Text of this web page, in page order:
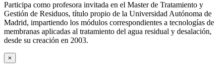
Participa como profesora invitada en el Master de Tratamiento y
Gestión de Residuos, título propio de la Universidad Autónoma de
Madrid, impartiendo los módulos correspondientes a tecnologías de
membranas aplicadas al tratamiento del agua residual y desalación,
desde su creación en 2003.
×